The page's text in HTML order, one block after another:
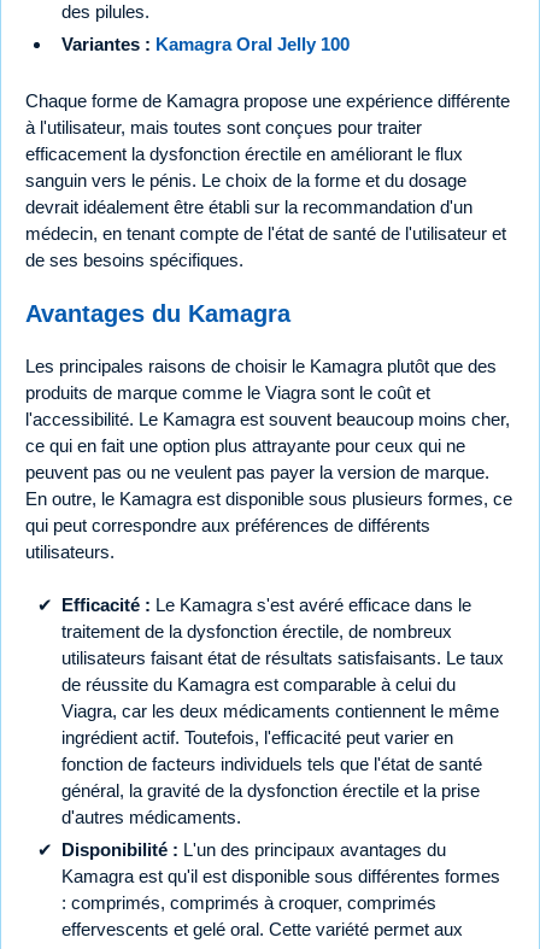
des pilules.
Variantes : Kamagra Oral Jelly 100
Chaque forme de Kamagra propose une expérience différente
à l'utilisateur, mais toutes sont conçues pour traiter
efficacement la dysfonction érectile en améliorant le flux
sanguin vers le pénis. Le choix de la forme et du dosage
devrait idéalement être établi sur la recommandation d'un
médecin, en tenant compte de l'état de santé de l'utilisateur et
de ses besoins spécifiques.
Avantages du Kamagra
Les principales raisons de choisir le Kamagra plutôt que des
produits de marque comme le Viagra sont le coût et
l'accessibilité. Le Kamagra est souvent beaucoup moins cher,
ce qui en fait une option plus attrayante pour ceux qui ne
peuvent pas ou ne veulent pas payer la version de marque.
En outre, le Kamagra est disponible sous plusieurs formes, ce
qui peut correspondre aux préférences de différents
utilisateurs.
Efficacité : Le Kamagra s'est avéré efficace dans le
traitement de la dysfonction érectile, de nombreux
utilisateurs faisant état de résultats satisfaisants. Le taux
de réussite du Kamagra est comparable à celui du
Viagra, car les deux médicaments contiennent le même
ingrédient actif. Toutefois, l'efficacité peut varier en
fonction de facteurs individuels tels que l'état de santé
général, la gravité de la dysfonction érectile et la prise
d'autres médicaments.
Disponibilité : L'un des principaux avantages du
Kamagra est qu'il est disponible sous différentes formes
: comprimés, comprimés à croquer, comprimés
effervescents et gelé oral. Cette variété permet aux